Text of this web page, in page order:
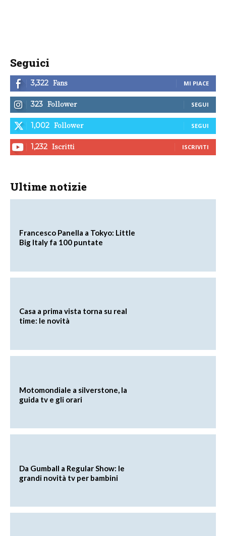
Seguici
3,322 Fans MI PIACE
323 Follower SEGUI
1,002 Follower SEGUI
1,232 Iscritti ISCRIVITI
Ultime notizie
Francesco Panella a Tokyo: Little
Big Italy fa 100 puntate
Casa a prima vista torna su real
time: le novità
Motomondiale a silverstone, la
guida tv e gli orari
Da Gumball a Regular Show: le
grandi novità tv per bambini